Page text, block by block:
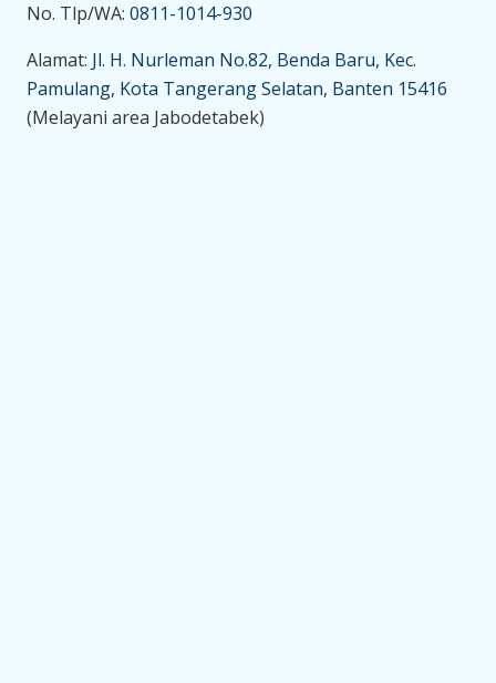
No. Tlp/WA: 0811-1014-930
Alamat: Jl. H. Nurleman No.82, Benda Baru, Kec.
Pamulang, Kota Tangerang Selatan, Banten 15416
(Melayani area Jabodetabek)